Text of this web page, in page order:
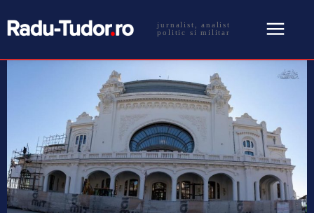
jurnalist, analist
politic si militar